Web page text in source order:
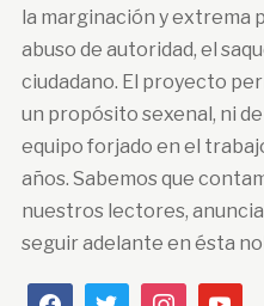
la marginación y extrema
abuso de autoridad, el
ciudadano. El proyecto
un propósito sexenal, ni
equipo forjado en el
años. Sabemos que
nuestros lectores,
seguir adelante en ésta